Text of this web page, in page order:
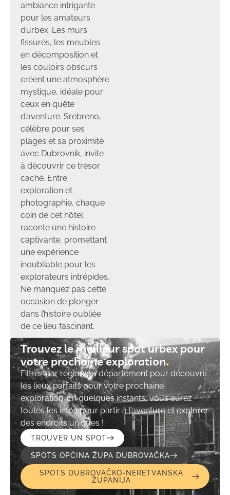
ambiance intrigante
pour les amateurs
d’urbex. Les murs
fissurés, les meubles
en décomposition et
les couloirs obscurs
créent une atmosphère
mystique, idéale pour
ceux en quête
d’aventure. Srebreno,
célèbre pour ses
plages et sa proximité
avec Dubrovnik, invite
à découvrir ce trésor
caché. Entre
exploration et
photographie, chaque
coin de cet hôtel
raconte une histoire
captivante, promettant
une expérience
inoubliable pour les
explorateurs intrépides.
Ne manquez pas cette
occasion de plonger
dans l’histoire oubliée
de ce lieu fascinant.
Trouvez le meilleur spot urbex pour
votre prochaine exploration​
Filtrez par région ou département pour découvrir
les lieux parfaits pour votre prochaine
exploration. En quelques instants, vous aurez
toutes les infos pour partir à l’aventure et explorer
des endroits uniques !
TROUVER UN SPOT
SPOTS OPĆINA ŽUPA DUBROVAČKA
SPOTS DUBROVAČKO-NERETVANSKA
ŽUPANIJA